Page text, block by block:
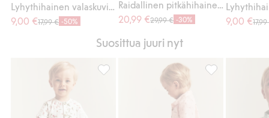
9,00 €17,99 € -50%
20,99 €29,99 € -30% 9,00 €
Suosittua juuri nyt
Kudottu potkupuku, jossa onLyhythihainen